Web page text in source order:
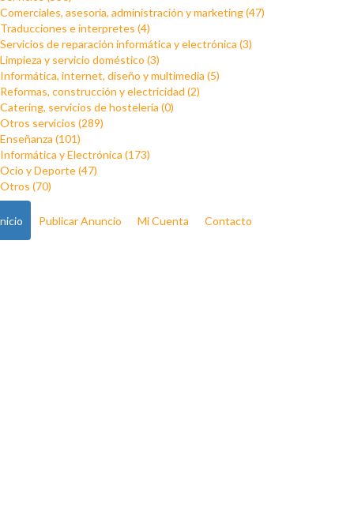
Comerciales, asesoria, administración y marketing (47)
Traducciones e interpretes (4)
Servicios de reparación informática y electrónica (3)
Limpieza y servicio doméstico (3)
Informática, internet, diseño y multimedia (5)
Reformas, construcción y electricidad (2)
Catering, servicios de hostelería (0)
Otros servicios (289)
Enseñanza (101)
Informática y Electrónica (173)
Ocio y Deporte (47)
Otros (70)
Publicar Anuncio Mi Cuenta Contacto